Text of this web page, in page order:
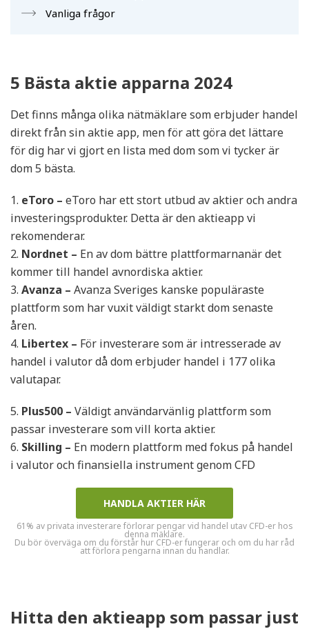
Vanliga frågor
5 Bästa aktie apparna 2024
Det finns många olika nätmäklare som erbjuder handel
direkt från sin aktie app, men för att göra det lättare
för dig har vi gjort en lista med dom som vi tycker är
dom 5 bästa.
eToro – eToro har ett stort utbud av aktier och andra
investeringsprodukter. Detta är den aktieapp vi
rekomenderar.
Nordnet – En av dom bättre plattformarnanär det
kommer till handel avnordiska aktier.
Avanza – Avanza Sveriges kanske populäraste
plattform som har vuxit väldigt starkt dom senaste
åren.
Libertex – För investerare som är intresserade av
handel i valutor då dom erbjuder handel i 177 olika
valutapar.
Plus500 – Väldigt användarvänlig plattform som
passar investerare som vill korta aktier.
Skilling – En modern plattform med fokus på handel
i valutor och finansiella instrument genom CFD
HANDLA AKTIER HÄR
61% av privata investerare förlorar pengar vid handel utav CFD-er hos
denna mäklare.
Du bör överväga om du förstår hur CFD-er fungerar och om du har råd
att förlora pengarna innan du handlar.
Hitta den aktieapp som passar just